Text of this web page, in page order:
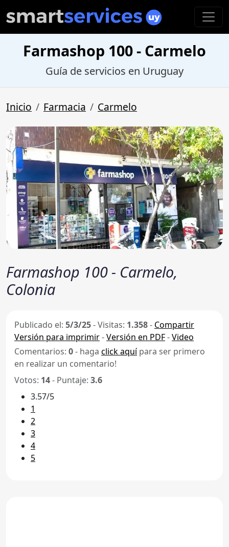
Farmashop 100 - Carmelo
Guía de servicios en Uruguay
Inicio Farmacia Carmelo
Farmashop 100 - Carmelo,
Colonia
Publicado el: 5/3/25-Visitas: 1.358- Compartir
Versión para imprimir-Versión en PDF-Video
Comentarios: 0- haga click aquípara ser primero
en realizar un comentario!
Votos: 14- Puntaje: 3.6
3.57/5
1
2
3
4
5